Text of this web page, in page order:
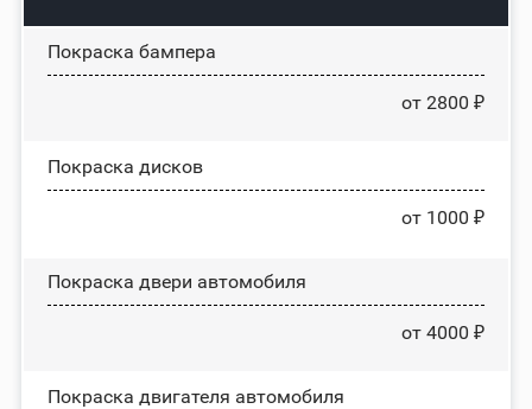
Покраска бампера
от 2800 ₽
Покраска дисков
от 1000 ₽
Покраска двери автомобиля
от 4000 ₽
Покраска двигателя автомобиля